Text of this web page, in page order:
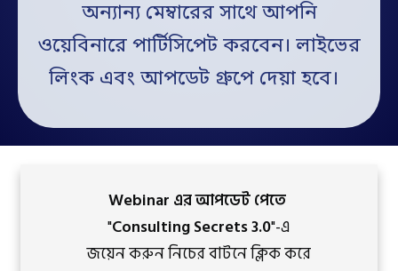
অন্যান্য মেম্বারের সাথে আপনি
ওয়েবিনারে পার্টিসিপেট করবেন। লাইভের
লিংক এবং আপডেট গ্রুপে দেয়া হবে।
Webinar এর আপডেট পেতে
"Consulting Secrets 3.0"-এ
জয়েন করুন নিচের বাটনে ক্লিক করে